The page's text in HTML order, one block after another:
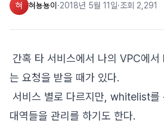
혀 혀뇽뇽이 ·2018년 5월 11일·조회 2,291
간혹 타 서비스에서 나의 VPC에
는 요청을 받을 때가 있다.
서비스 별로 다르지만, whitelist를
대역들을 관리를 하기도 한다.